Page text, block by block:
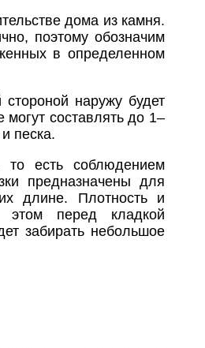
дома из камня.
поэтому обозначим
в определенном
наружу будет
составлять до 1–
песка.
то есть соблюдением
предназначены для
длине. Плотность и
этом перед кладкой
забирать небольшое